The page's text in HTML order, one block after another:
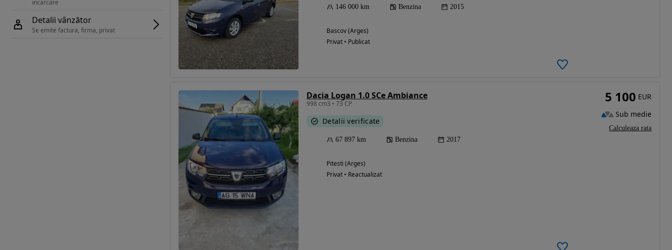
Detalii vânzător
Se emite factura, firma, privat
146 000 km Benzina 2015
Bascov (Arges)
Privat • Publicat
Dacia Logan 1.0 SCe Ambiance
998 cm3 • 73 CP
Detalii verificate
67 897 km Benzina 2017
Pitesti (Arges)
Privat • Reactualizat
5 100 EUR
Sub medie
Calculeaza rata